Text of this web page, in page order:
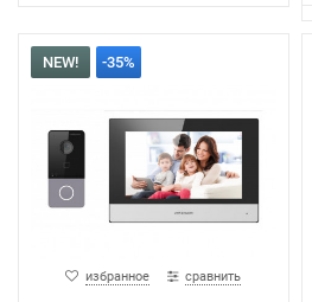
NEW! -35%
избранное сравнить